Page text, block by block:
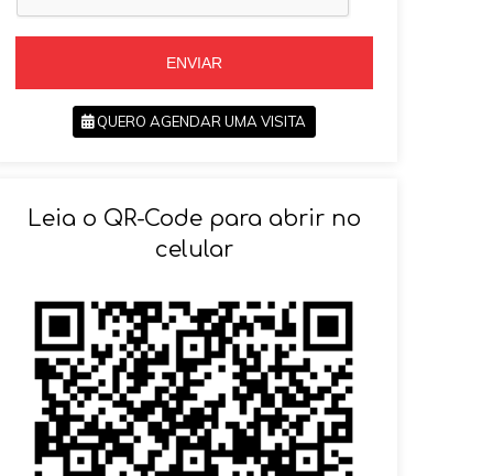
ENVIAR
QUERO AGENDAR UMA VISITA
VOLTAR
Leia o QR-Code para abrir no
celular